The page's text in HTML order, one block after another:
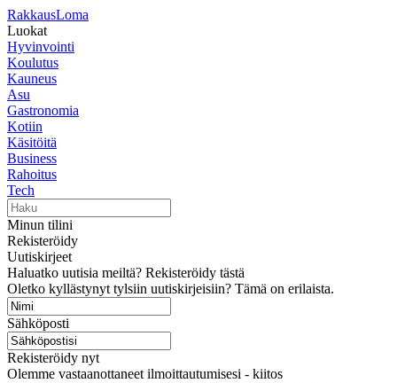
RakkausLoma
Luokat
Hyvinvointi
Koulutus
Kauneus
Asu
Gastronomia
Kotiin
Käsitöitä
Business
Rahoitus
Tech
Minun tilini
Rekisteröidy
Uutiskirjeet
Haluatko uutisia meiltä? Rekisteröidy tästä
Oletko kyllästynyt tylsiin uutiskirjeisiin? Tämä on erilaista.
Sähköposti
Rekisteröidy nyt
Olemme vastaanottaneet ilmoittautumisesi - kiitos